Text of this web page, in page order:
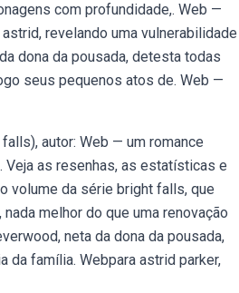
com profundidade,. Web —
revelando uma vulnerabilidade
dona da pousada, detesta todas
seus pequenos atos de. Web —
autor: Web — um romance
Veja as resenhas, as estatísticas e
volume da série bright falls, que
melhor do que uma renovação
neta da dona da pousada,
família. Webpara astrid parker,